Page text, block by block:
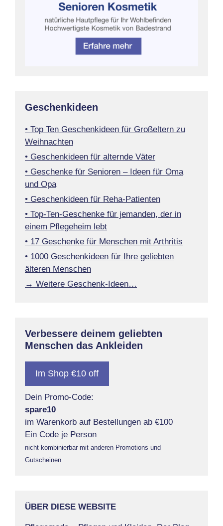
Geschenkideen
• Top Ten Geschenkideen für Großeltern zu
Weihnachten
• Geschenkideen für alternde Väter
• Geschenke für Senioren – Ideen für Oma
und Opa
• Geschenkideen für Reha-Patienten
• Top-Ten-Geschenke für jemanden, der in
einem Pflegeheim lebt
• 17 Geschenke für Menschen mit Arthritis
• 1000 Geschenkideen für Ihre geliebten
älteren Menschen
→ Weitere Geschenk-Ideen…
Verbessere deinem geliebten
Menschen das Ankleiden
Im Shop €10 off
Dein Promo-Code:
spare10
im Warenkorb auf Bestellungen ab €100
Ein Code je Person
nicht kombinierbar mit anderen Promotions und
Gutscheinen
ÜBER DIESE WEBSITE